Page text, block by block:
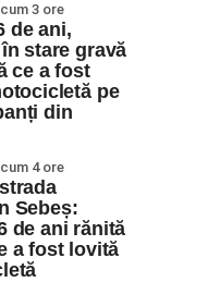
3 ore
de ani,
stare gravă
ce a fost
pe
din
4 ore
Sebeș:
de ani rănită
a fost lovită